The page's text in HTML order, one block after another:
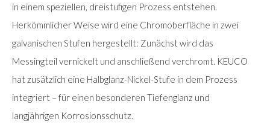
in einem speziellen, dreistufigen Prozess entstehen.
Herkömmlicher Weise wird eine Chromoberfläche in zwei
galvanischen Stufen hergestellt: Zunächst wird das
Messingteil vernickelt und anschließend verchromt. KEUCO
hat zusätzlich eine Halbglanz-Nickel-Stufe in dem Prozess
integriert – für einen besonderen Tiefenglanz und
langjährigen Korrosionsschutz.